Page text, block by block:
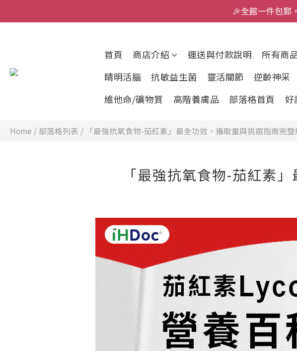
🎉全館一件包郵
首頁 商店介紹 運送與付款說明 所有商
睛明活腦
抗敏益生菌 靈活關節 逆齡神采
維他命/礦物質
高階養膚品 部落格首頁 好
Home / 部落格列表 / 「最強抗氧食物-茄紅素」最全功效、攝取量與挑選指南完整
「最強抗氧食物-茄紅素